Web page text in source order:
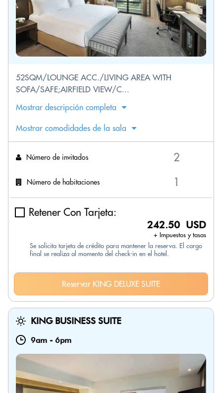
52SQM/LOUNGE ACC./LIVING AREA WITH
SOFA/SAFE;AIRFIELD VIEW/C...
Mostrar descripción completa
Mostrar comodidades de la sala
Número de invitados
Número de habitaciones
Retener Con Tarjeta:
242.50 USD
+ Impuestos y tasas
Se solicita tarjeta de crédito para mantener la reserva. El cargo
final se realiza al momento del check-in en el hotel.
Reservar KING DELUXE SUITE
KING BUSINESS SUITE
9am - 6pm